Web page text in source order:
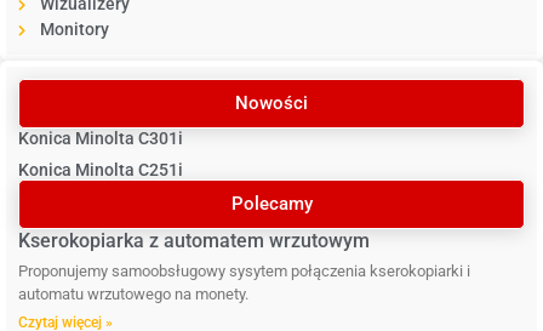
Wizualizery
Monitory
Nowości
Konica Minolta C301i
Konica Minolta C251i
Polecamy
Kserokopiarka z automatem wrzutowym
Proponujemy samoobsługowy sysytem połączenia kserokopiarki i
automatu wrzutowego na monety.
Czytaj więcej »